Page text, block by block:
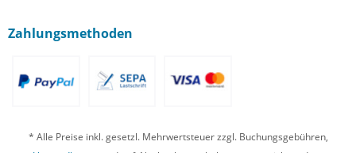
Zahlungsmethoden
* Alle Preise inkl. gesetzl. Mehrwertsteuer zzgl. Buchungsgebühren,